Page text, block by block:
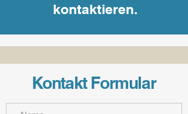
kontaktieren.
Kontakt Formular